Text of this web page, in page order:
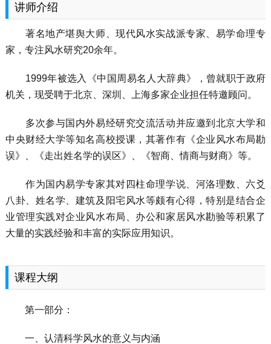
讲师介绍
著名地产堪舆大师、现代风水实战派专家、易学命理专
家，专注风水研究20余年。
1999年被选入《中国周易名人大辞典》，曾就职于政府
机关，现受聘于北京、深圳、上海多家企业担任特邀顾问。
多次参与国内外易经研究交流活动并应邀到北京大学和
中央财经大学等知名高校授课，其著作有《企业风水布局勘
误》、《走出姓名学的误区》、《智商、情商与财商》等。
作为国内易学专家其对四柱命理学说、河洛理数、六爻
八卦、姓名学、建筑及阳宅风水等颇有心得，特别是结合企
业管理实践对企业风水布局、办公和家居风水勘验等积累了
大量的实践经验和丰富的实际应用知识。
课程大纲
第一部分：
一、认清科学风水的意义与内涵